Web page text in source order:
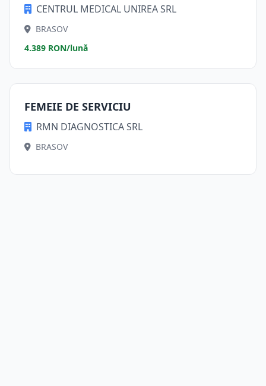
CENTRUL MEDICAL UNIREA SRL
BRASOV
4.389 RON/lună
FEMEIE DE SERVICIU
RMN DIAGNOSTICA SRL
BRASOV